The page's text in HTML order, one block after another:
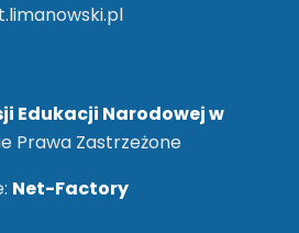
Edukacji Narodowej w
Prawa Zastrzeżone
Net-Factory